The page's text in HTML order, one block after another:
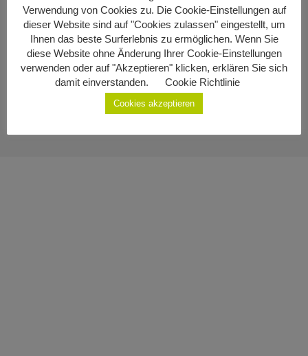
Hochzeiten 2017
Geburten
Staatsbürgerschaft
02872/7330-13
standesamt@ottenschlag.eu
Impressum
Datenschutzerklärung
Verwendung von Cookies zu. Die Cookie-Einstellungen auf
dieser Website sind auf "Cookies zulassen" eingestellt, um
Ihnen das beste Surferlebnis zu ermöglichen. Wenn Sie
diese Website ohne Änderung Ihrer Cookie-Einstellungen
verwenden oder auf "Akzeptieren" klicken, erklären Sie sich
damit einverstanden.
Cookie Richtlinie
Cookies akzeptieren